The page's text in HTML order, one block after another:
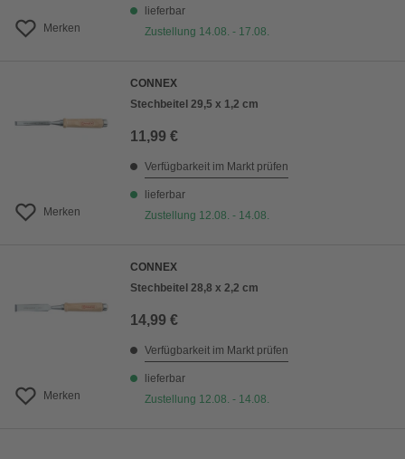
Merken
lieferbar
Zustellung 14.08. - 17.08.
Merken
CONNEX
Stechbeitel 29,5 x 1,2 cm
11,99 €
Verfügbarkeit im Markt prüfen
lieferbar
Zustellung 12.08. - 14.08.
Merken
CONNEX
Stechbeitel 28,8 x 2,2 cm
14,99 €
Verfügbarkeit im Markt prüfen
lieferbar
Zustellung 12.08. - 14.08.